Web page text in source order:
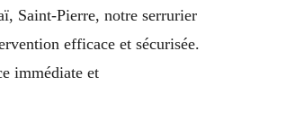
Saint-Pierre, notre serrurier
efficace et sécurisée.
immédiate et